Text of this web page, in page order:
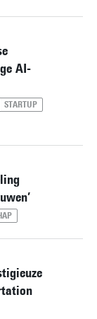
AI-
STARTUP